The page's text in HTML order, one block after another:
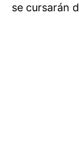
se cursarán